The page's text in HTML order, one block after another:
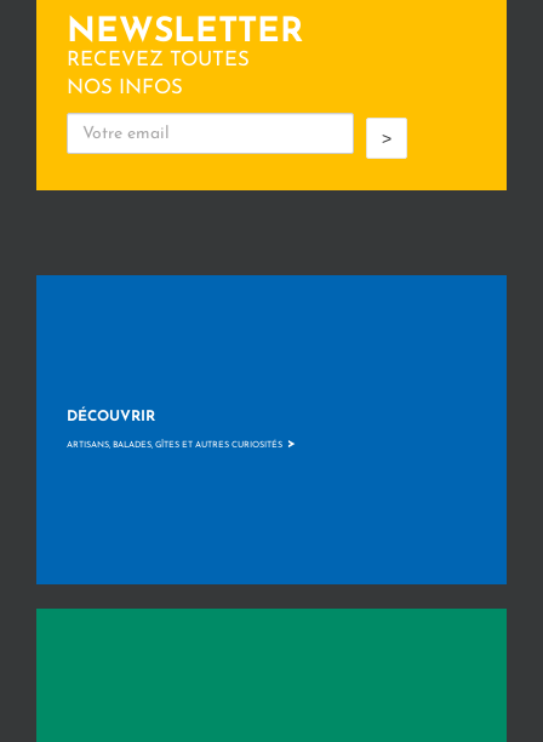
NEWSLETTER
RECEVEZ TOUTES
NOS INFOS
>
DÉCOUVRIR
ARTISANS, BALADES, GÎTES ET AUTRES CURIOSITÉS >